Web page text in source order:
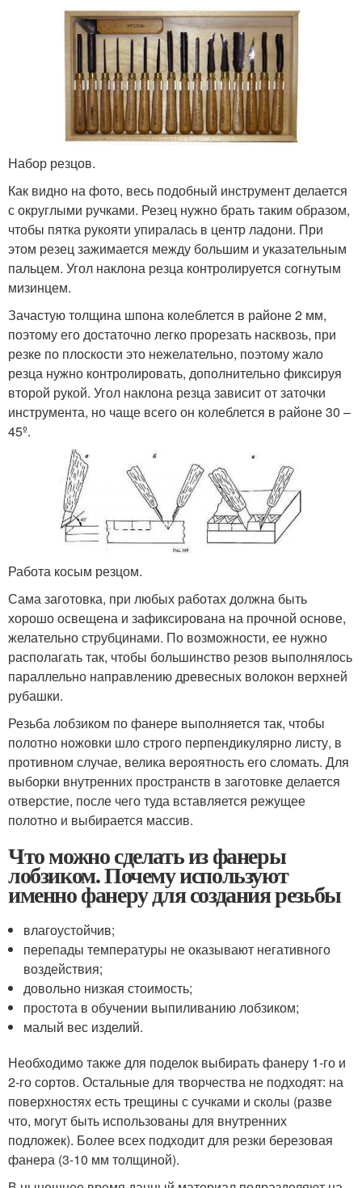
Набор резцов.
Как видно на фото, весь подобный инструмент делается
с округлыми ручками. Резец нужно брать таким образом,
чтобы пятка рукояти упиралась в центр ладони. При
этом резец зажимается между большим и указательным
пальцем. Угол наклона резца контролируется согнутым
мизинцем.
Зачастую толщина шпона колеблется в районе 2 мм,
поэтому его достаточно легко прорезать насквозь, при
резке по плоскости это нежелательно, поэтому жало
резца нужно контролировать, дополнительно фиксируя
второй рукой. Угол наклона резца зависит от заточки
инструмента, но чаще всего он колеблется в районе 30 –
45º.
Работа косым резцом.
Сама заготовка, при любых работах должна быть
хорошо освещена и зафиксирована на прочной основе,
желательно струбцинами. По возможности, ее нужно
располагать так, чтобы большинство резов выполнялось
параллельно направлению древесных волокон верхней
рубашки.
Резьба лобзиком по фанере выполняется так, чтобы
полотно ножовки шло строго перпендикулярно листу, в
противном случае, велика вероятность его сломать. Для
выборки внутренних пространств в заготовке делается
отверстие, после чего туда вставляется режущее
полотно и выбирается массив.
Что можно сделать из фанеры
лобзиком. Почему используют
именно фанеру для создания резьбы
влагоустойчив;
перепады температуры не оказывают негативного
воздействия;
довольно низкая стоимость;
простота в обучении выпиливанию лобзиком;
малый вес изделий.
Необходимо также для поделок выбирать фанеру 1-го и
2-го сортов. Остальные для творчества не подходят: на
поверхностях есть трещины с сучками и сколы (разве
что, могут быть использованы для внутренних
подложек). Более всех подходит для резки березовая
фанера (3-10 мм толщиной).